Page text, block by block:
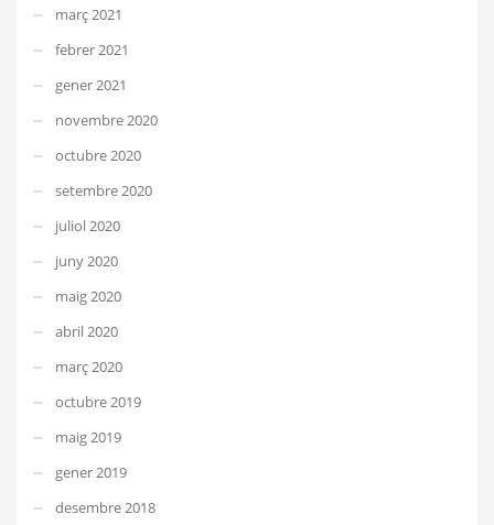
març 2021
febrer 2021
gener 2021
novembre 2020
octubre 2020
setembre 2020
juliol 2020
juny 2020
maig 2020
abril 2020
març 2020
octubre 2019
maig 2019
gener 2019
desembre 2018